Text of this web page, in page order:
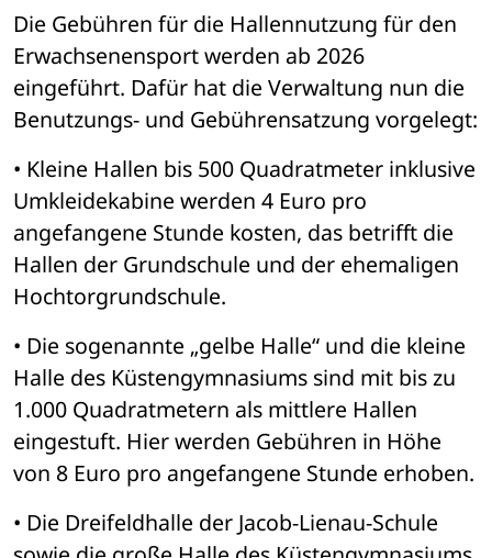
Die Gebühren für die Hallennutzung für den
Erwachsenensport werden ab 2026
eingeführt. Dafür hat die Verwaltung nun die
• Kleine Hallen bis 500 Quadratmeter inklusive
Umkleidekabine werden 4 Euro pro
angefangene Stunde kosten, das betrifft die
Hallen der Grundschule und der ehemaligen
Hochtorgrundschule.
• Die sogenannte „gelbe Halle“ und die kleine
Halle des Küstengymnasiums sind mit bis zu
1.000 Quadratmetern als mittlere Hallen
eingestuft. Hier werden Gebühren in Höhe
• Die Dreifeldhalle der Jacob-Lienau-Schule